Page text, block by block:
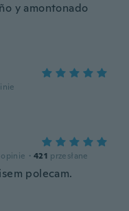
y amontonado
opinie · 421 przesłane
polecam.